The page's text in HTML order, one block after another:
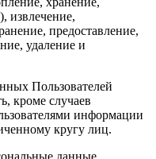
извлечение,
предоставление,
удаление и
Пользователей
кроме случаев
информации
кругу лиц.
данные